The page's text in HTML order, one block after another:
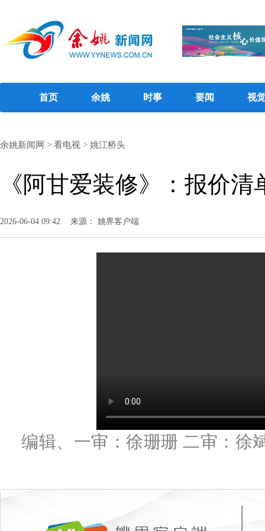
首页 余姚 时事 要闻 视
余姚新闻网 > 看电视 > 姚江桥头
《阿甘爱装修》：报价清
2026-06-04 09:42 来源： 姚界客户端
编辑、一审：徐珊珊 二审：徐